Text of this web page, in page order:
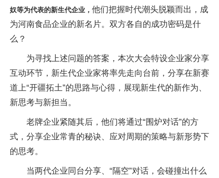
奴等为代表的新生代企业， 他们把握时代潮头脱颖而出，成
为河南食品企业的新名片。双方各自的成功密码是什
么？
为寻找上述问题的答案，本次大会特设企业家分享
互动环节，新生代企业家将率先走向台前，分享在新赛
道上“开疆拓土”的思路与心得，展现新生代的新作为、
新思考与新担当。
老牌企业紧随其后，他们将通过“围炉对话”的方
式，分享企业常青的秘诀、应对周期的策略与新形势下
的思考。
当两代企业同台分享、“隔空”对话，会碰撞出什么